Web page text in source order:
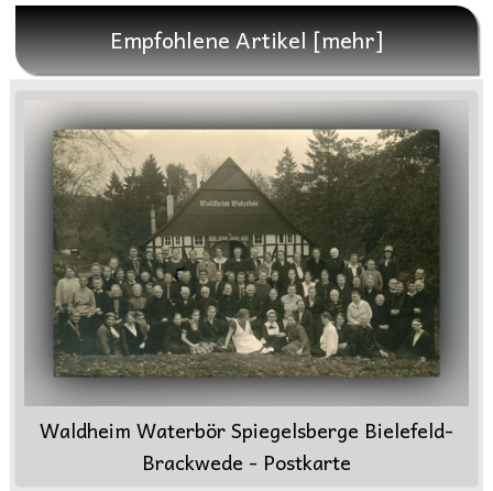
Empfohlene Artikel [mehr]
Waldheim Waterbör Spiegelsberge Bielefeld-
Brackwede - Postkarte